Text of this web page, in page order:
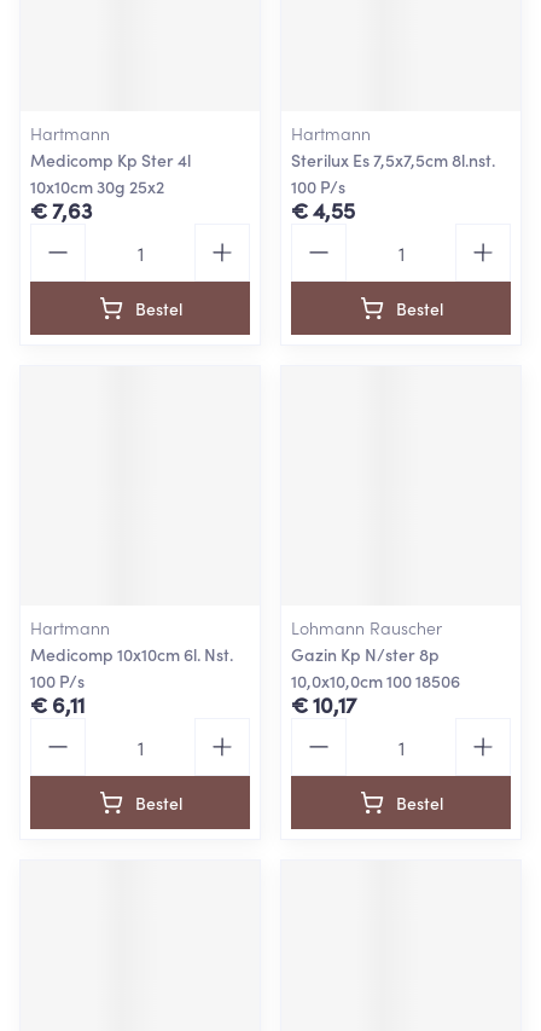
Hartmann
Medicomp Kp Ster 4l
10x10cm 30g 25x2
€ 7,63
Bestel
Hartmann
Sterilux Es 7,5x7,5cm 8l.nst.
100 P/s
€ 4,55
Bestel
Hartmann
Medicomp 10x10cm 6l. Nst.
100 P/s
€ 6,11
Bestel
Lohmann Rauscher
Gazin Kp N/ster 8p
10,0x10,0cm 100 18506
€ 10,17
Bestel